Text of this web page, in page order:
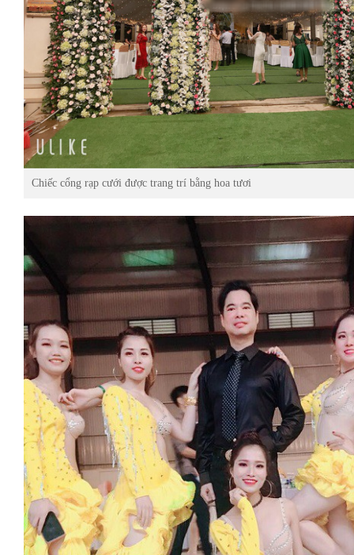
Chiếc cổng rạp cưới được trang trí bằng hoa tươi